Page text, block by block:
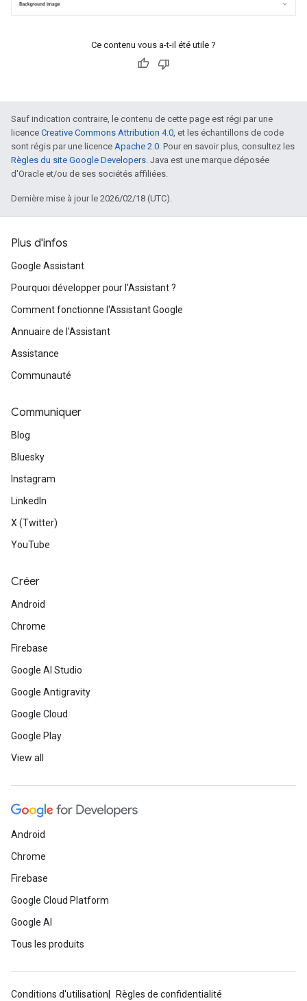
Ce contenu vous a-t-il été utile ?
Sauf indication contraire, le contenu de cette page est régi par une
licence Creative Commons Attribution 4.0, et les échantillons de code
sont régis par une licence Apache 2.0. Pour en savoir plus, consultez les
Règles du site Google Developers. Java est une marque déposée
d'Oracle et/ou de ses sociétés affiliées.
Dernière mise à jour le 2026/02/18 (UTC).
Plus d'infos
Google Assistant
Pourquoi développer pour l'Assistant ?
Comment fonctionne l'Assistant Google
Annuaire de l'Assistant
Assistance
Communauté
Communiquer
Blog
Bluesky
Instagram
LinkedIn
X (Twitter)
YouTube
Créer
Android
Chrome
Firebase
Google AI Studio
Google Antigravity
Google Cloud
Google Play
View all
Android
Chrome
Firebase
Google Cloud Platform
Google AI
Tous les produits
Conditions d'utilisation Règles de confidentialité